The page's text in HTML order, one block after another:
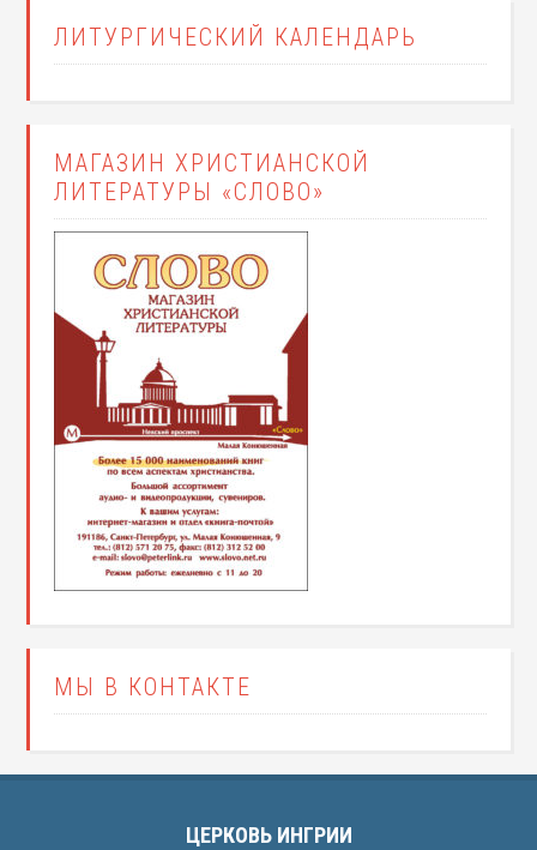
ЛИТУРГИЧЕСКИЙ КАЛЕНДАРЬ
МАГАЗИН ХРИСТИАНСКОЙ
ЛИТЕРАТУРЫ «СЛОВО»
МЫ В КОНТАКТЕ
ЦЕРКОВЬ ИНГРИИ